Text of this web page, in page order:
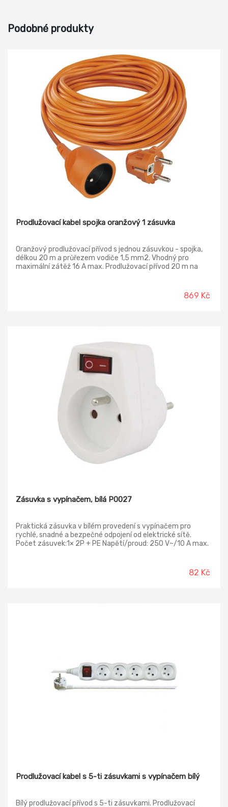
Podobné produkty
Prodlužovací kabel spojka oranžový 1 zásuvka
Oranžový prodlužovací přívod s jednou zásuvkou - spojka,
délkou 20 m a průřezem vodiče 1,5 mm2. Vhodný pro
maximální zátěž 16 A max. Prodlužovací přívod 20 m na
mm2 Napětí: 230 V~ Proud: 16 A Krytí: IP20 Počet zásuvek:
869 Kč
Zásuvka s vypínačem, bílá P0027
Praktická zásuvka v bílém provedení s vypínačem pro
rychlé, snadné a bezpečné odpojení od elektrické sítě.
Počet zásuvek:1× 2P + PE Napětí/proud: 250 V~/10 A max.
82 Kč
Prodlužovací kabel s 5-ti zásuvkami s vypínačem bílý
Bílý prodlužovací přívod s 5-ti zásuvkami. Prodlužovací